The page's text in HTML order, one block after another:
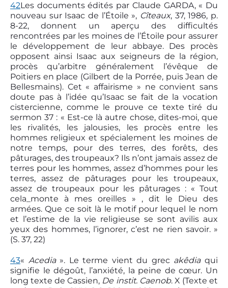
42Les documents édités par Claude GARDA, « Du
nouveau sur Isaac de l’Étoile », Cîteaux, 37, 1986, p.
8-22, donnent un aperçu des difficultés
rencontrées par les moines de l’Étoile pour assurer
le développement de leur abbaye. Des procès
opposent ainsi Isaac aux seigneurs de la région,
procès qu’arbitre généralement l’évêque de
Poitiers en place (Gilbert de la Porrée, puis Jean de
Bellesmains). Cet « affairisme » ne convient sans
doute pas à l’idée qu’Isaac se fait de la vocation
cistercienne, comme le prouve ce texte tiré du
sermon 37 : « Est-ce là autre chose, dites-moi, que
les rivalités, les jalousies, les procès entre les
hommes religieux et spécialement les moines de
notre temps, pour des terres, des forêts, des
pâturages, des troupeaux? Ils n’ont jamais assez de
terres pour les hommes, assez d’hommes pour les
terres, assez de pâturages pour les troupeaux,
assez de troupeaux pour les pâturages : « Tout
cela_monte à mes oreilles » , dit le Dieu des
armées. Que ce soit là le motif pour lequel le nom
et l’estime de la vie religieuse se sont avilis aux
yeux des hommes, l’ignorer, c’est ne rien savoir. »
(S. 37, 22)
43« Acedia ». Le terme vient du grec akêdiaqui
signifie le dégoût, l’anxiété, la peine de cœur. Un
long texte de Cassien, De instit. Caenob. X (Texte et